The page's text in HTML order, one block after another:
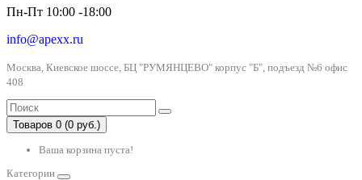
Пн-Пт 10:00 -18:00
info@apexx.ru
Москва, Киевское шоссе, БЦ "РУМЯНЦЕВО" корпус "Б", подъезд №6 офис
408
Товаров 0 (0 руб.)
Ваша корзина пуста!
Категории